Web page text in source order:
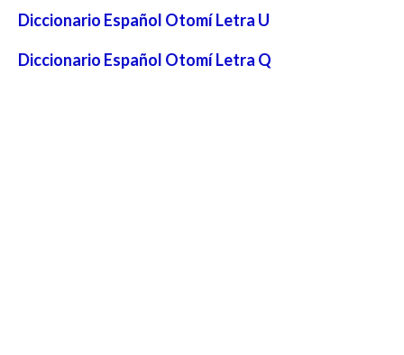
Diccionario Español Otomí Letra U
Diccionario Español Otomí Letra Q